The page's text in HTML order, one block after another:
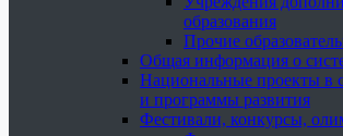
образования
Прочие
Общая информация о
Национальные проекты в
и программы развития
Фестивали, конкурсы,